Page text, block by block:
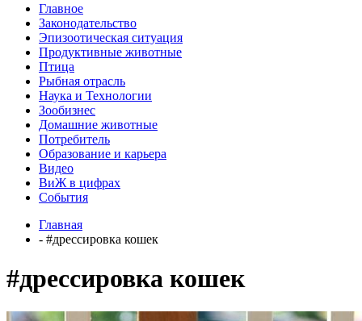
Главное
Законодательство
Эпизоотическая ситуация
Продуктивные животные
Птица
Рыбная отрасль
Наука и Технологии
Зообизнес
Домашние животные
Потребитель
Образование и карьера
Видео
ВиЖ в цифрах
События
Главная
- #дрессировка кошек
#дрессировка кошек